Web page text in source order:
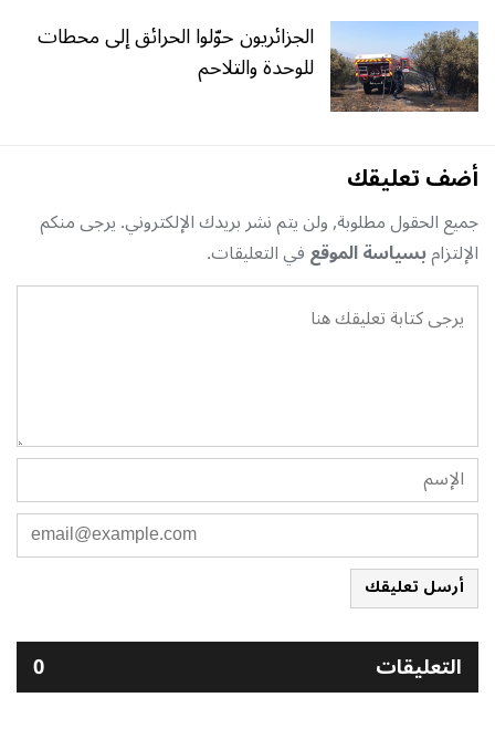
الجزائريون حوّلوا الحرائق إلى محطات
للوحدة والتلاحم
أضف تعليقك
جميع الحقول مطلوبة, ولن يتم نشر بريدك الإلكتروني. يرجى منكم
الإلتزامبسياسة الموقعفي التعليقات.
أرسل تعليقك
التعليقات 0